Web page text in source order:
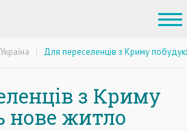
Україна Для переселенців з Криму
з Криму
нове житло